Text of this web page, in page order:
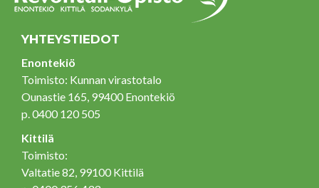
YHTEYSTIEDOT
Enontekiö
Toimisto: Kunnan virastotalo
Ounastie 165, 99400 Enontekiö
p. 0400 120 505
Kittilä
Toimisto:
Valtatie 82, 99100 Kittilä